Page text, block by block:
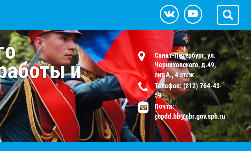
и
Санкт-Петербург, ул.
Черняховского, д.49,
лит А., 4 этаж
Телефон: (812) 764-43-
59
Почта:
gcpdd.bb@obr.gov.spb.ru